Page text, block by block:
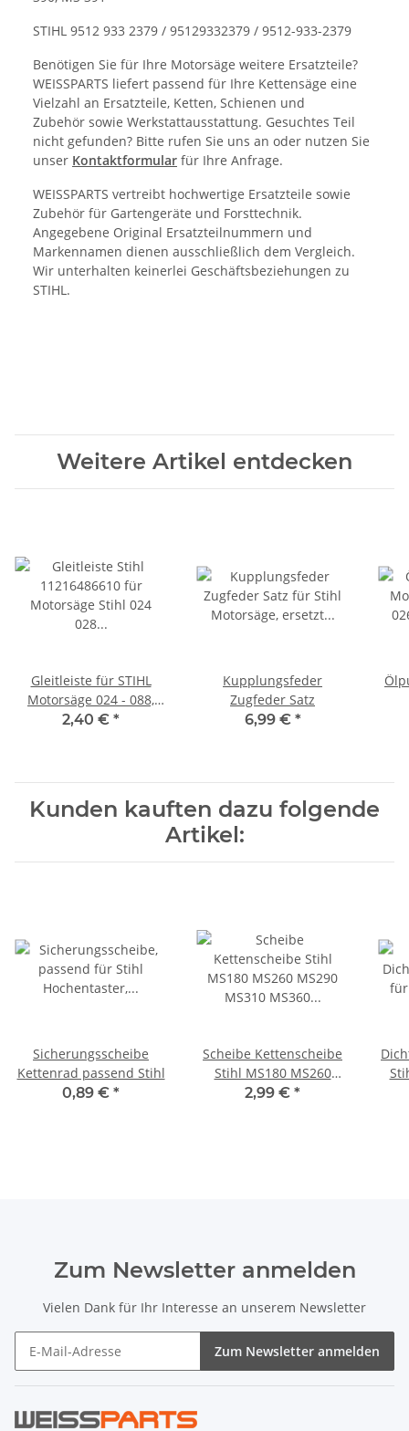
STIHL 9512 933 2379 / 95129332379 / 9512-933-2379
Benötigen Sie für Ihre Motorsäge weitere Ersatzteile?
WEISSPARTS liefert passend für Ihre Kettensäge eine
Vielzahl an Ersatzteile, Ketten, Schienen und
Zubehör sowie Werkstattausstattung. Gesuchtes Teil
nicht gefunden? Bitte rufen Sie uns an oder nutzen Sie
unser Kontaktformular für Ihre Anfrage.
WEISSPARTS vertreibt hochwertige Ersatzteile sowie
Zubehör für Gartengeräte und Forsttechnik.
Angegebene Original Ersatzteilnummern und
Markennamen dienen ausschließlich dem Vergleich.
Wir unterhalten keinerlei Geschäftsbeziehungen zu
STIHL.
Weitere Artikel entdecken
Gleitleiste für STIHL
Motorsäge 024 - 088,
11216486610
2,40 € *
Kupplungsfeder
Zugfeder Satz
6,99 € *
Kunden kauften dazu folgende
Artikel:
Sicherungsscheibe
Kettenrad passend Stihl
0,89 € *
Scheibe Kettenscheibe
Stihl MS180 MS260
MS290 MS310 MS360
2,99 € *
Zum Newsletter anmelden
Vielen Dank für Ihr Interesse an unserem Newsletter
Zum Newsletter anmelden